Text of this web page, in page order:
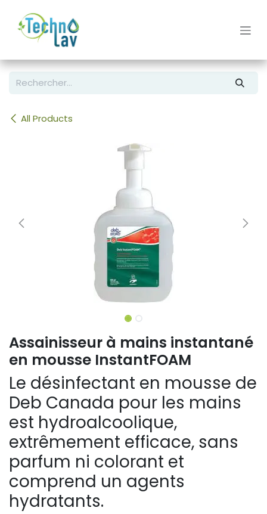
All Products
Assainisseur à mains instantané
en mousse InstantFOAM
Le désinfectant en mousse de
Deb Canada pour les mains
est hydroalcoolique,
extrêmement efficace, sans
parfum ni colorant et
comprend un agents
hydratants.